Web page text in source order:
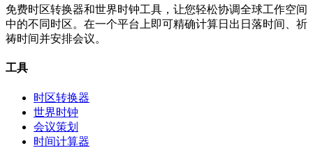
免费时区转换器和世界时钟工具，让您轻松协调全球工作空间
中的不同时区。在一个平台上即可精确计算日出日落时间、祈
祷时间并安排会议。
工具
时区转换器
世界时钟
会议策划
时间计算器